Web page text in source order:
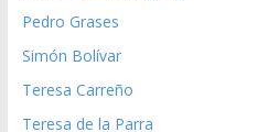
Pedro Grases
Simón Bolívar
Teresa Carreño
Teresa de la Parra